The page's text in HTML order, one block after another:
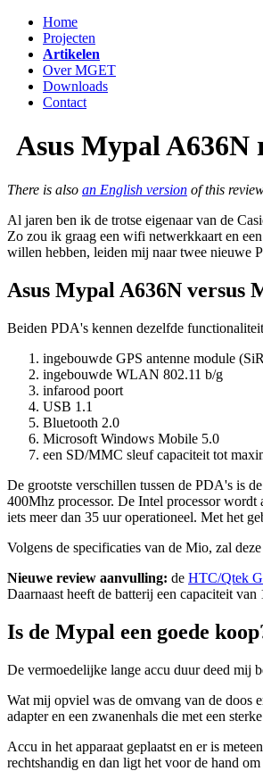
Home
Projecten
Artikelen
Over MGET
Downloads
Contact
Asus Mypal A636N
There is also an English version of this
Al jaren ben ik de trotse eigenaar van de
Zo zou ik graag een wifi netwerkkaart en
willen hebben, leiden mij naar twee nieuwe
Asus Mypal A636N versus
Beiden PDA's kennen dezelfde
ingebouwde GPS antenne module
ingebouwde WLAN 802.11 b/g
infarood poort
USB 1.1
Bluetooth 2.0
Microsoft Windows Mobile 5.0
een SD/MMC sleuf capaciteit tot
De grootste verschillen tussen de PDA's is
400Mhz processor. De Intel processor wordt
iets meer dan 35 uur operationeel. Met het
Volgens de specificaties van de Mio, zal
Nieuwe review aanvulling: de HTC/Qtek
Daarnaast heeft de batterij een capaciteit
Is de Mypal een goede
De vermoedelijke lange accu duur deed mij
Wat mij opviel was de omvang van de doos
adapter en een zwanenhals die met een
Accu in het apparaat geplaatst en er is
rechtshandig en dan ligt het voor de hand